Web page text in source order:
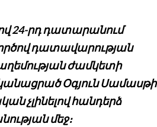
24-րդ դատարանում
դատավարության
ժամկետի
Օգյուն Սամասթի
չլինելով հանդերձ
մեջ։